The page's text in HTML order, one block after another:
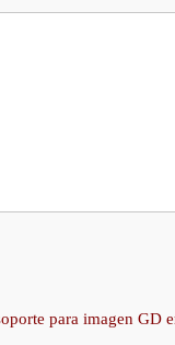
para imagen GD